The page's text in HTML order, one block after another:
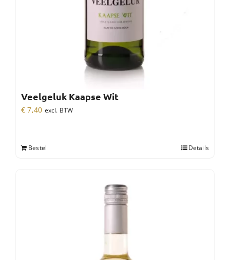
Veelgeluk Kaapse Wit
€ 7,40 excl. BTW
Bestel Details